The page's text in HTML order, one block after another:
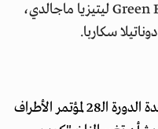
الربيعة، ونائب رئيس شركة Green Energy ليتيزيا ماجالدي،
تستضيف دولة الإمارات العربية المتحدة الدورة الـ28 لمؤتمر الأطراف